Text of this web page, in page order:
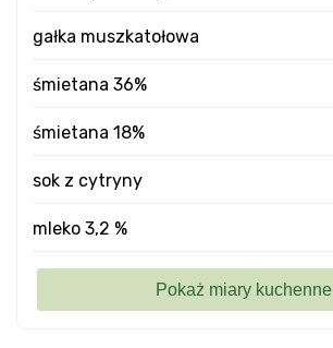
gałka muszkatołowa
śmietana 36%
śmietana 18%
sok z cytryny
mleko 3,2 %